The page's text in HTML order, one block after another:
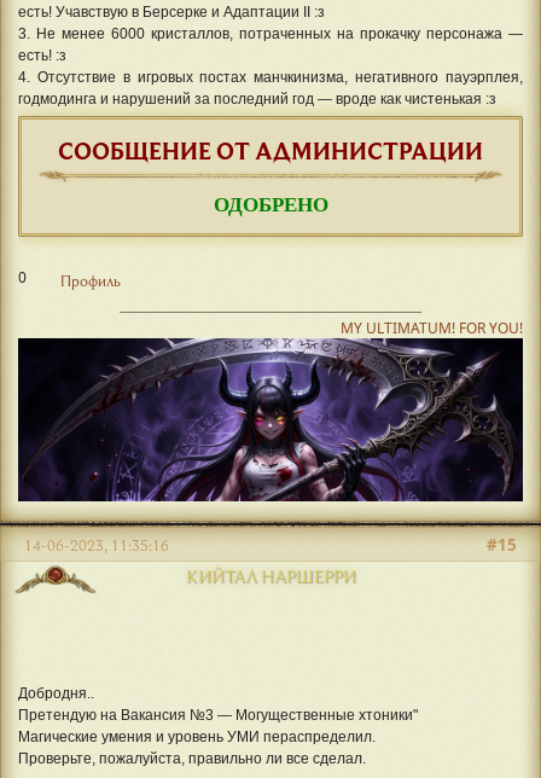
есть! Учавствую в Берсерке и Адаптации II :з
3. Не менее 6000 кристаллов, потраченных на прокачку персонажа —
есть! :з
4. Отсутствие в игровых постах манчкинизма, негативного пауэрплея,
годмодинга и нарушений за последний год — вроде как чистенькая :з
СООБЩЕНИЕ ОТ АДМИНИСТРАЦИИ
ОДОБРЕНО
0 Профиль
MY ULTIMATUM! FOR YOU!
КИЙТАЛ НАРШЕРРИ
#15
14-06-2023, 11:35:16
Добродня..
Претендую на Вакансия №3 — Могущественные хтоники"
Магические умения и уровень УМИ пераспределил.
Проверьте, пожалуйста, правильно ли все сделал.